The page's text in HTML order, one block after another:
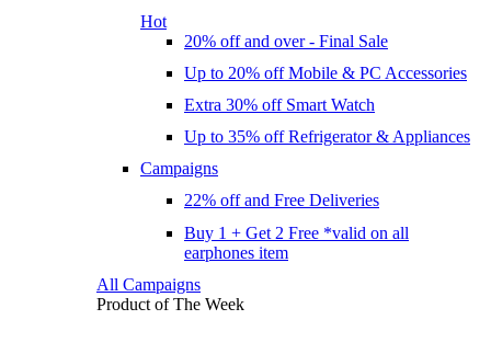
Hot
20% off and over - Final Sale
Up to 20% off Mobile & PC Accessories
Extra 30% off Smart Watch
Up to 35% off Refrigerator & Appliances
Campaigns
22% off and Free Deliveries
Buy 1 + Get 2 Free *valid on all
earphones item
All Campaigns
Product of The Week